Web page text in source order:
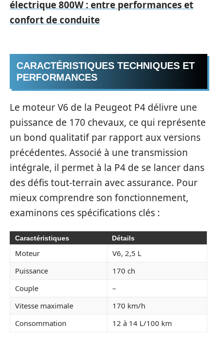
électrique 800W : entre performances et
confort de conduite
CARACTÉRISTIQUES TECHNIQUES ET
PERFORMANCES
Le moteur V6 de la Peugeot P4 délivre une
puissance de 170 chevaux, ce qui représente
un bond qualitatif par rapport aux versions
précédentes. Associé à une transmission
intégrale, il permet à la P4 de se lancer dans
des défis tout-terrain avec assurance. Pour
mieux comprendre son fonctionnement,
examinons ces spécifications clés :
Caractéristiques Détails
Moteur
V6, 2,5 L
Puissance
170 ch
Couple
–
Vitesse maximale
170 km/h
Consommation
12 à 14 L/100 km